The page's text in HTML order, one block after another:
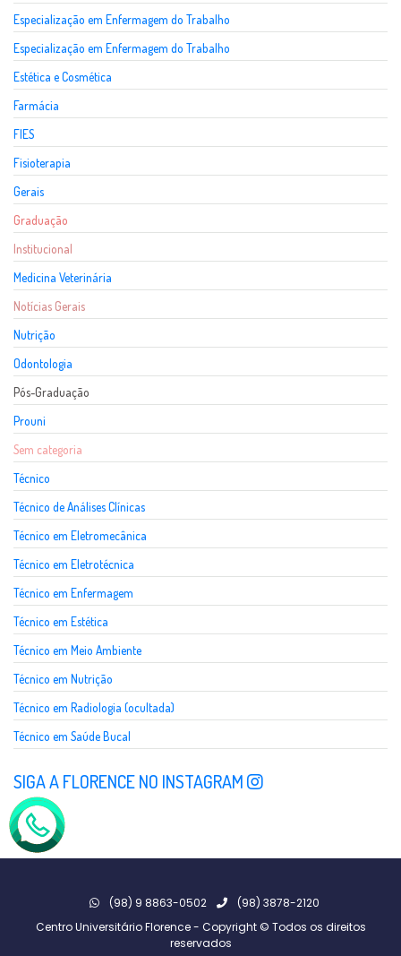
Especialização em Enfermagem do Trabalho
Especialização em Enfermagem do Trabalho
Estética e Cosmética
Farmácia
FIES
Fisioterapia
Gerais
Graduação
Institucional
Medicina Veterinária
Notícias Gerais
Nutrição
Odontologia
Pós-Graduação
Prouni
Sem categoria
Técnico
Técnico de Análises Clínicas
Técnico em Eletromecânica
Técnico em Eletrotécnica
Técnico em Enfermagem
Técnico em Estética
Técnico em Meio Ambiente
Técnico em Nutrição
Técnico em Radiologia (ocultada)
Técnico em Saúde Bucal
SIGA A FLORENCE NO INSTAGRAM
(98) 9 8863-0502
(98) 3878-2120
Centro Universitário Florence - Copyright © Todos os direitos
reservados